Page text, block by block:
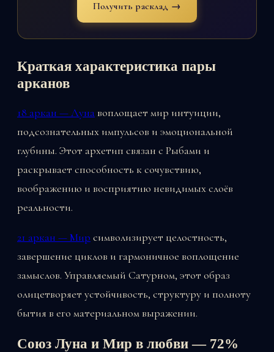
Получить расклад →
Краткая характеристика пары
арканов
18 аркан — Луна воплощает мир интуиции,
подсознательных импульсов и эмоциональной
глубины. Этот архетип связан с Рыбами и
раскрывает способность к сочувствию,
воображению и восприятию невидимых слоёв
реальности.
21 аркан — Мир символизирует целостность,
завершение циклов и гармоничное воплощение
замыслов. Управляемый Сатурном, этот образ
олицетворяет устойчивость, структуру и полноту
бытия в его материальном выражении.
Союз Луна и Мир в любви — 72%